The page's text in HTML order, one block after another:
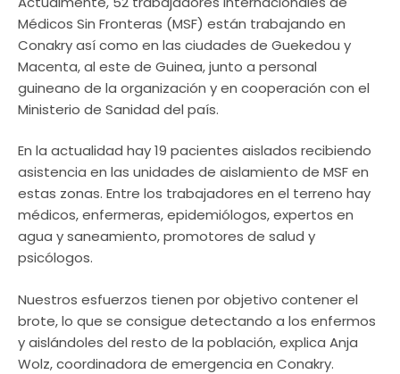
Médicos Sin Fronteras (MSF) están trabajando en
Conakry así como en las ciudades de Guekedou y
Macenta, al este de Guinea, junto a personal
guineano de la organización y en cooperación con el
Ministerio de Sanidad del país.
En la actualidad hay 19 pacientes aislados recibiendo
asistencia en las unidades de aislamiento de MSF en
estas zonas. Entre los trabajadores en el terreno hay
médicos, enfermeras, epidemiólogos, expertos en
agua y saneamiento, promotores de salud y
psicólogos.
Nuestros esfuerzos tienen por objetivo contener el
brote, lo que se consigue detectando a los enfermos
y aislándoles del resto de la población, explica Anja
Wolz, coordinadora de emergencia en Conakry.